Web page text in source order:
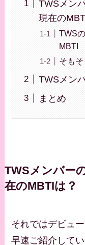
TWSメン
現在の
TWS
MBTI
そも
TWSメン
まとめ
TWSメンバー
在のMBTIは？
それではデビュ
早速ご紹介してい